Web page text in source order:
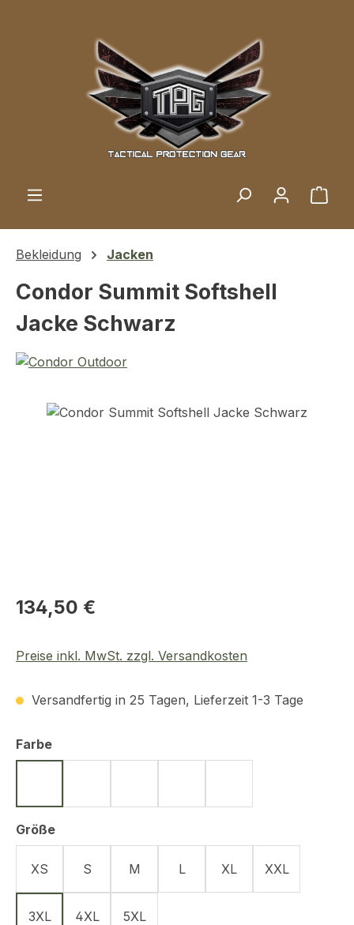
Bekleidung Jacken
Condor Summit Softshell
Jacke Schwarz
Bildergalerie überspringen
Regulärer Preis:
134,50 €
Preise inkl. MwSt. zzgl. Versandkosten
Versandfertig in 25 Tagen, Lieferzeit 1-3 Tage
Farbeauswählen
Größeauswählen
XS S M L XL XXL
3XL 4XL 5XL